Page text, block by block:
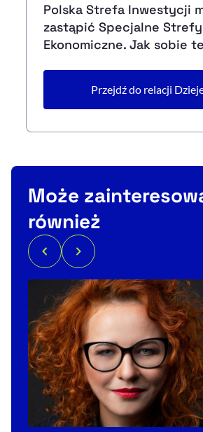
Polska Strefa Inwestycji
zastąpić Specjalne Strefy
Ekonomiczne. Jak sobie
Przejdź do relacji
Może
również